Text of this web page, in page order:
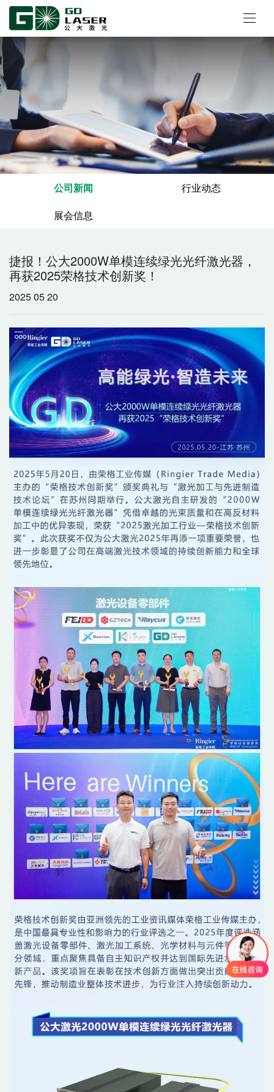
公司新闻
行业动态
展会信息
捷报！公大2000W单模连续绿光光纤激光器，
再获2025荣格技术创新奖！
2025 05 20